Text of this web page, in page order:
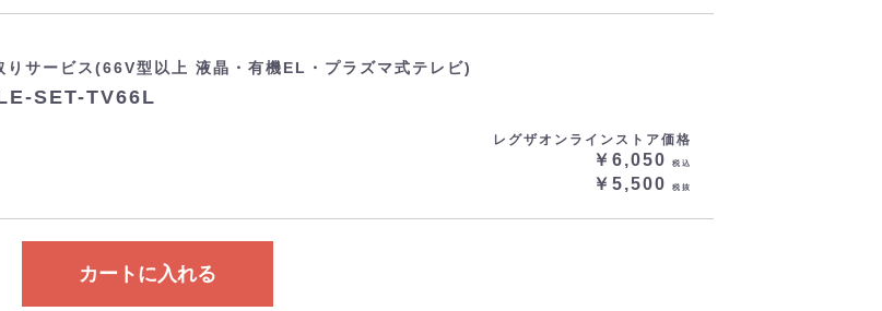
レグザオンラインストア価格
￥6,050 税込
￥5,500 税抜
りサービス(66V型以上 液晶・有機EL・プラズマ式テレビ)
SET-TV66L
カートに入れる